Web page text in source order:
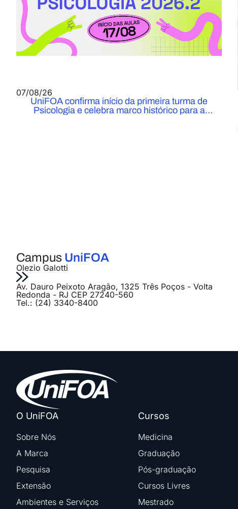
07/08/26
UniFOA confirma início da primeira turma de
Psicologia e celebra marco histórico para a
Campus UniFOA
Olezio Galotti
Av. Dauro Peixoto Aragão, 1325 Três Poços - Volta
Redonda - RJ CEP 27240-560
Tel.: (24) 3340-8400
O UniFOA
Sobre Nós
A Marca
Pesquisa
Extensão
Ambientes e Serviços
Cursos
Medicina
Graduação
Pós-graduação
Cursos Livres
Mestrado